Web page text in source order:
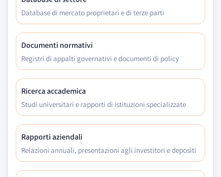
Database di mercato proprietari e di terze parti
Documenti normativi
Registri di appalti governativi e documenti di policy
Ricerca accademica
Studi universitari e rapporti di istituzioni specializzate
Rapporti aziendali
Relazioni annuali, presentazioni agli investitori e depositi